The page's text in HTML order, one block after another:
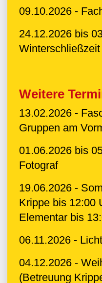
09.10.2026 -
24.12.2026 bis
Winterschließzeit
Weitere
13.02.2026 -
Gruppen am
01.06.2026 bis
Fotograf
19.06.2026 -
Krippe bis 12:00
Elementar bis
06.11.2026 -
04.12.2026 -
(Betreuung